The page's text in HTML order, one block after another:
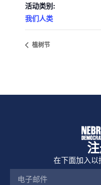
活动类别:
我们人类
植树节
在下面加入以